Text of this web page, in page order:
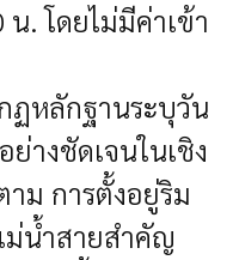
น. โดยไม่มีค่าเข้า
ฏหลักฐานระบุวัน
างชัดเจนในเชิง
าม การตั้งอยู่ริม
ม่น้ำสายสำคัญ